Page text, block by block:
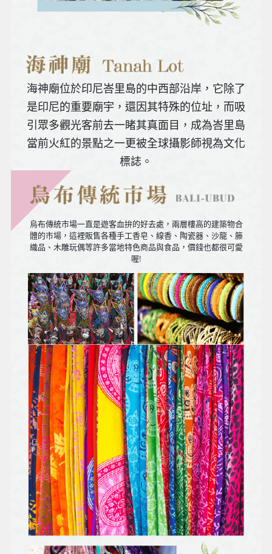
海神廟位於印尼峇里島的中西部沿岸，它除了
是印尼的重要廟宇，還因其特殊的位址，而吸
引眾多觀光客前去一睹其真面目，成為峇里島
當前火紅的景點之一更被全球攝影師視為文化
標誌。
前峇里
島的皇
室公主
出嫁以
前必須
先來一
場全身
LULUR
按摩，
放鬆身
心靈同
時美容
身體，
才能用
最美的
姿態出
LULUR
就是身
烏布傳統市場一直是遊客血拚的好去處，兩層樓高的建築物合
體的市場，這裡販售各種手工香皂、線香、陶瓷器、沙龍、籐
織品、木雕玩偶等許多當地特色商品與食品，價錢也都很可愛
喔!